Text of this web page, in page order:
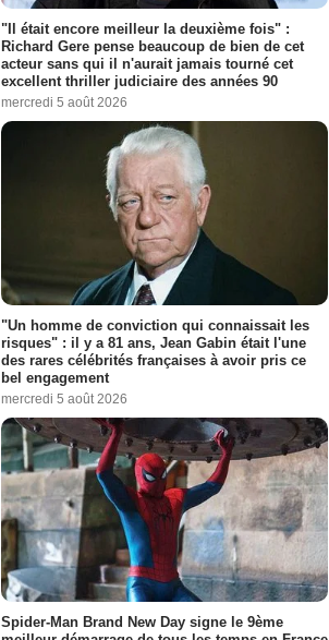
"Il était encore meilleur la deuxième fois" :
Richard Gere pense beaucoup de bien de cet
acteur sans qui il n'aurait jamais tourné cet
excellent thriller judiciaire des années 90
mercredi 5 août 2026
"Un homme de conviction qui connaissait les
risques" : il y a 81 ans, Jean Gabin était l'une
des rares célébrités françaises à avoir pris ce
bel engagement
mercredi 5 août 2026
Spider-Man Brand New Day signe le 9ème